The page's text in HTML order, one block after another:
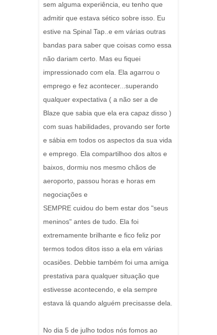
sem alguma experiência, eu tenho que
admitir que estava sético sobre isso. Eu
estive na Spinal Tap..e em várias outras
bandas para saber que coisas como essa
não dariam certo. Mas eu fiquei
impressionado com ela. Ela agarrou o
emprego e fez acontecer...superando
qualquer expectativa ( a não ser a de
Blaze que sabia que ela era capaz disso )
com suas habilidades, provando ser forte
e sábia em todos os aspectos da sua vida
e emprego. Ela compartilhoo dos altos e
baixos, dormiu nos mesmo chãos de
aeroporto, passou horas e horas em
negociações e
SEMPRE cuidou do bem estar dos "seus
meninos" antes de tudo. Ela foi
extremamente brilhante e fico feliz por
termos todos ditos isso a ela em várias
ocasiões. Debbie também foi uma amiga
prestativa para qualquer situação que
estivesse acontecendo, e ela sempre
estava lá quando alguém precisasse dela.
No dia 5 de julho todos nós fomos ao